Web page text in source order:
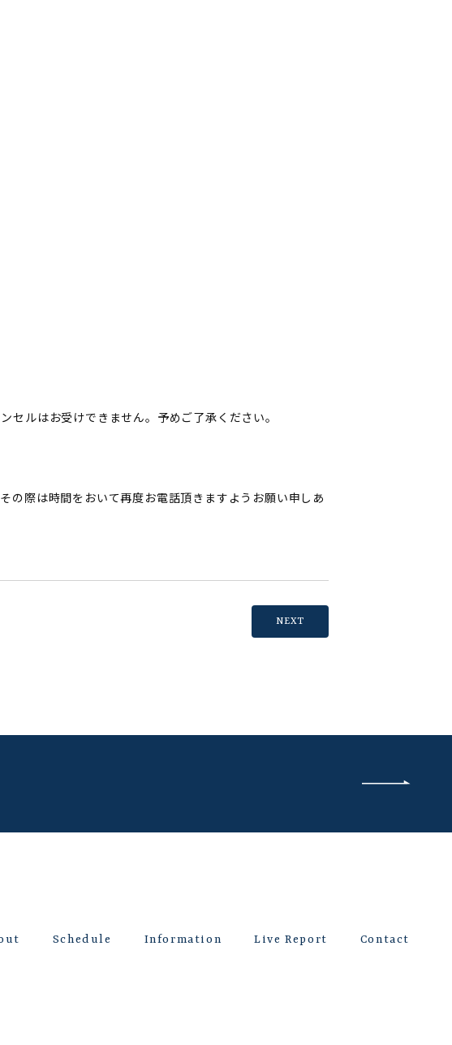
ルはお受けできません。予めご了承ください。
の際は時間をおいて再度お電話頂きますようお願い申しあ
NEXT
Schedule Information Live Report Contact